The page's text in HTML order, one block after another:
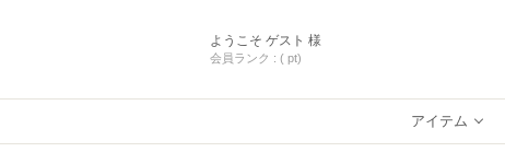
ようこそ ゲスト 様
会員ランク : ( pt)
アイテム